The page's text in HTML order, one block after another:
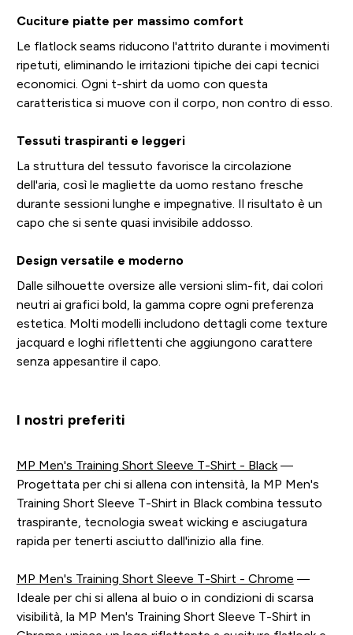
Cuciture piatte per massimo comfort
Le flatlock seams riducono l'attrito durante i movimenti
ripetuti, eliminando le irritazioni tipiche dei capi tecnici
economici. Ogni t-shirt da uomo con questa
caratteristica si muove con il corpo, non contro di esso.
Tessuti traspiranti e leggeri
La struttura del tessuto favorisce la circolazione
dell'aria, così le magliette da uomo restano fresche
durante sessioni lunghe e impegnative. Il risultato è un
capo che si sente quasi invisibile addosso.
Design versatile e moderno
Dalle silhouette oversize alle versioni slim-fit, dai colori
neutri ai grafici bold, la gamma copre ogni preferenza
estetica. Molti modelli includono dettagli come texture
jacquard e loghi riflettenti che aggiungono carattere
senza appesantire il capo.
I nostri preferiti
MP Men's Training Short Sleeve T-Shirt - Black—
Progettata per chi si allena con intensità, la MP Men's
Training Short Sleeve T-Shirt in Black combina tessuto
traspirante, tecnologia sweat wicking e asciugatura
rapida per tenerti asciutto dall'inizio alla fine.
MP Men's Training Short Sleeve T-Shirt - Chrome —
Ideale per chi si allena al buio o in condizioni di scarsa
visibilità, la MP Men's Training Short Sleeve T-Shirt in